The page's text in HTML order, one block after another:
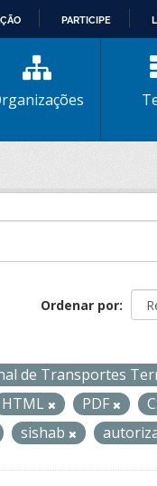
PARTICIPE
Ordenar por
de Transportes
HTML PDF
sishab